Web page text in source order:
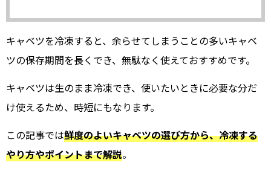
キャベツを冷凍すると、余らせてしまうことの多いキャベ
ツの保存期間を長くでき、無駄なく使えておすすめです。
キャベツは生のまま冷凍でき、使いたいときに必要な分だ
け使えるため、時短にもなります。
この記事では鮮度のよいキャベツの選び方から、冷凍する
やり方やポイントまで解説。